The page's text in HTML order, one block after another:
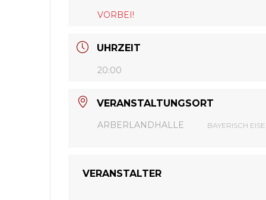
VORBEI!
UHRZEIT
20:00
VERANSTALTUNGSORT
ARBERLANDHALLE BAYERISCH
VERANSTALTER